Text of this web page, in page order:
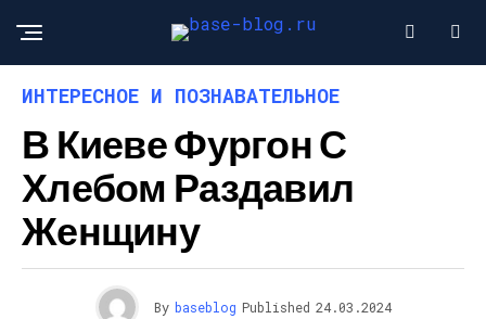
ИНТЕРЕСНОЕ И ПОЗНАВАТЕЛЬНОЕ
В Киеве Фургон С
Хлебом Раздавил
Женщину
By baseblog Published 24.03.2024